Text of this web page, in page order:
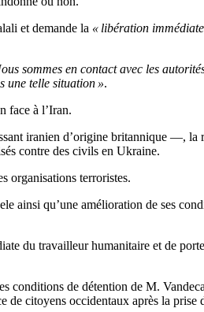
et demande la « libération
sommes en contact avec les
une telle situation ».
face à l’Iran.
iranien d’origine britannique —, la
contre des civils en Ukraine.
organisations terroristes.
ainsi qu’une amélioration de ses
du travailleur humanitaire et de
conditions de détention de M.
de citoyens occidentaux après la prise